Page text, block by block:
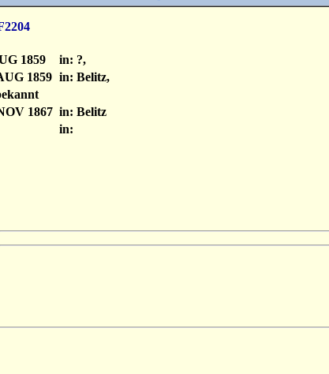
1859
in: ?,
1859 in: Belitz,
1867 in: Belitz
in: